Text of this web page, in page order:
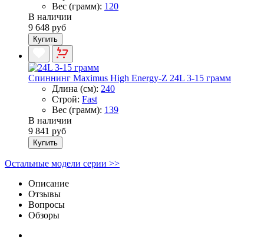
Вес (грамм): 120
В наличии
9 648 руб
Купить
Спиннинг Maximus High Energy-Z 24L 3-15 грамм
Длина (см): 240
Строй: Fast
Вес (грамм): 139
В наличии
9 841 руб
Купить
Остальные модели серии >>
Описание
Отзывы
Вопросы
Обзоры